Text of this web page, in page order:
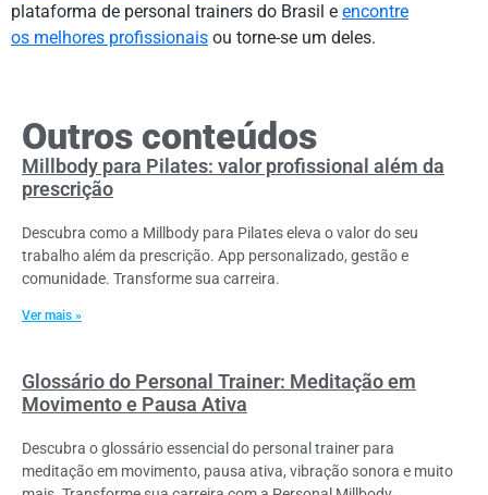
plataforma de personal trainers do Brasil e encontre
os melhores profissionais ou torne-se um deles.
Outros conteúdos
Millbody para Pilates: valor profissional além da
prescrição
Descubra como a Millbody para Pilates eleva o valor do seu
trabalho além da prescrição. App personalizado, gestão e
comunidade. Transforme sua carreira.
Ver mais »
Glossário do Personal Trainer: Meditação em
Movimento e Pausa Ativa
Descubra o glossário essencial do personal trainer para
meditação em movimento, pausa ativa, vibração sonora e muito